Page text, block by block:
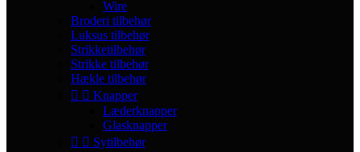
Wire
Broderi tilbehør
Luksus tilbehør
Strikketilbehør
Strikke tilbehør
Hækle tilbehør
  Knapper
Læderknapper
Glasknapper
  Sytilbehør